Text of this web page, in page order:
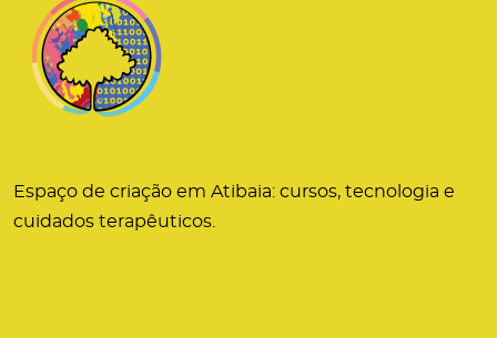
Espaço de criação em Atibaia: cursos, tecnologia e
cuidados terapêuticos.